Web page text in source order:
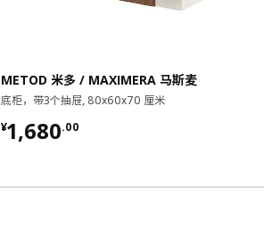
METOD 米多 / MAXIMERA 马斯麦
底柜，带3个抽屉, 80x60x70 厘米
¥1,680.00
¥ 1680.00